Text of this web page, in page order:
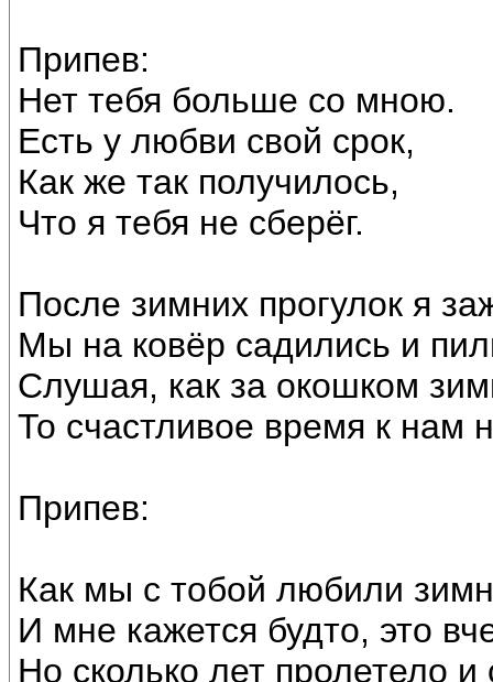
Припев:
Нет тебя больше со мною.
Есть у любви свой срок,
Как же так получилось,
Что я тебя не сберёг.
После зимних прогулок я
Мы на ковёр садились и
Слушая, как за окошком
То счастливое время к нам
Припев:
Как мы с тобой любили
И мне кажется будто, это
Но сколько лет пролетело